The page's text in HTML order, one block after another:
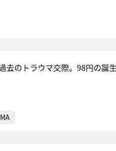
去のトラウマ交際。98円の誕